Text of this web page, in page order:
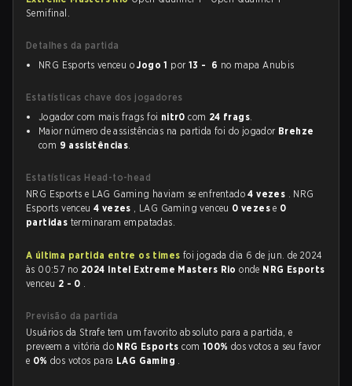
Semifinal.
Detalhes da partida
NRG Esports venceu oJogo 1 por 13 - 6 no mapa Anubis
Estatísticas chave dos jogadores
Jogador com mais frags foi nitr0 com 24 frags.
Maior número de assistências na partida foi do jogador Brehze
com 9 assistências.
Estatísticas Head-to-head
NRG Esports e LAG Gaming haviam se enfrentado4 vezes . NRG
Esports venceu4 vezes , LAG Gaming venceu 0 vezese 0
partidas terminaram empatadas.
A última partida entre os times foi jogada dia 6 de jun. de 2024
às 00:57 no 2024 Intel Extreme Masters Rioonde NRG Esports
venceu 2 - 0 .
Previsão da partida
Usuários da Strafe tem um favorito absoluto para a partida, e
preveem a vitória do NRG Esportscom 100% dos votos a seu favor
e 0%dos votos para LAG Gaming .